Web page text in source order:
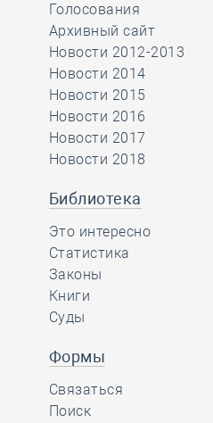
Голосования
Архивный сайт
Новости 2012-2013
Новости 2014
Новости 2015
Новости 2016
Новости 2017
Новости 2018
Библиотека
Это интересно
Статистика
Законы
Книги
Суды
Формы
Связаться
Поиск